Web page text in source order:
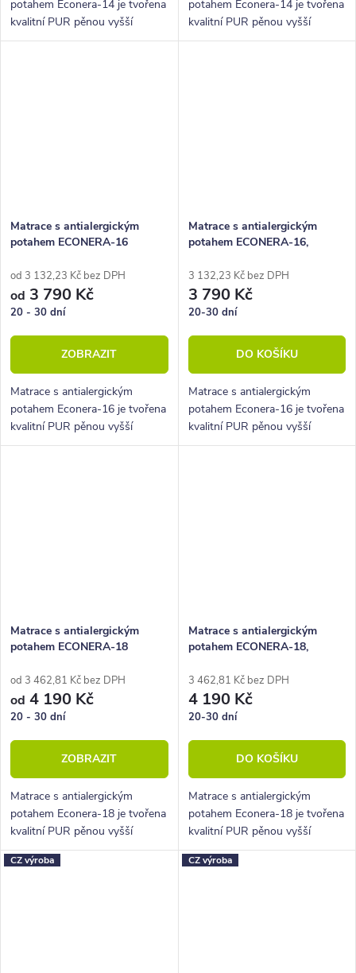
potahem Econera-14 je tvořena
kvalitní PUR pěnou vyšší
tuhosti. Jednoduchá matrace za
potahem Econera-14 je tvořena
kvalitní PUR pěnou vyšší
tuhosti. Jednoduchá matrace za
Matrace s antialergickým
potahem ECONERA-16
od 3 132,23 Kč bez DPH
od 3 790 Kč
20 - 30 dní
ZOBRAZIT
Matrace s antialergickým
potahem Econera-16 je tvořena
kvalitní PUR pěnou vyšší
tuhosti. Jednoduchá matrace za
Matrace s antialergickým
potahem ECONERA-16,
3 132,23 Kč bez DPH
3 790 Kč
20-30 dní
DO KOŠÍKU
Matrace s antialergickým
potahem Econera-16 je tvořena
kvalitní PUR pěnou vyšší
tuhosti. Jednoduchá matrace za
Matrace s antialergickým
potahem ECONERA-18
od 3 462,81 Kč bez DPH
od 4 190 Kč
20 - 30 dní
ZOBRAZIT
Matrace s antialergickým
potahem Econera-18 je tvořena
kvalitní PUR pěnou vyšší
tuhosti. Jednoduchá matrace za
super cenu.
Matrace s antialergickým
potahem ECONERA-18,
3 462,81 Kč bez DPH
4 190 Kč
20-30 dní
DO KOŠÍKU
Matrace s antialergickým
potahem Econera-18 je tvořena
kvalitní PUR pěnou vyšší
tuhosti. Jednoduchá matrace za
super cenu.
CZ výroba CZ výroba